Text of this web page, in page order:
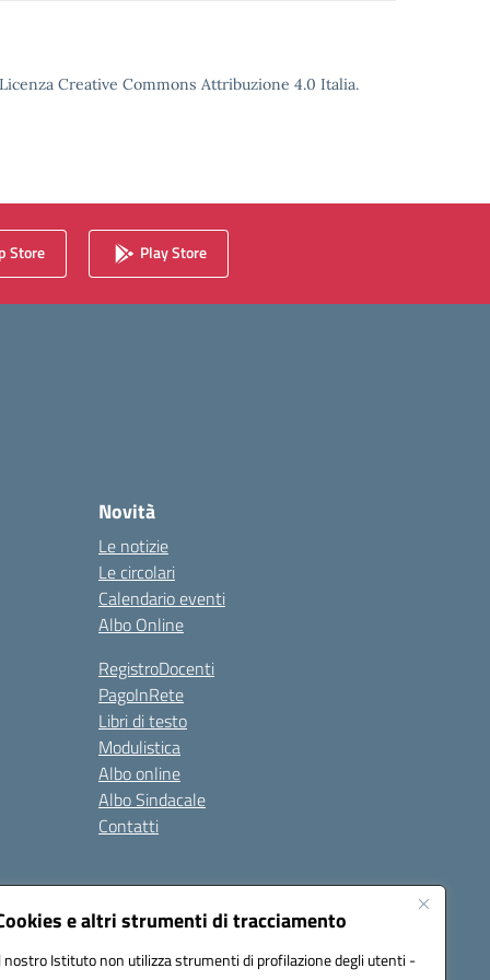
e altri strumenti di tracciamento
nostro Istituto non utilizza strumenti di profilazione degli utenti -
Creative Commons Attribuzione 4.0 Italia.
Store Play Store
Novità
Le notizie
Le circolari
Calendario eventi
Albo Online
RegistroDocenti
PagoInRete
Libri di testo
Modulistica
Albo online
Albo Sindacale
Contatti